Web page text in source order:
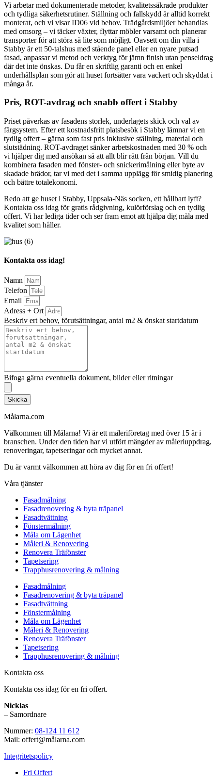
Vi arbetar med dokumenterade metoder, kvalitetssäkrade produkter
och tydliga säkerhetsrutiner. Ställning och fallskydd är alltid korrekt
monterat, och vi visar ID06 vid behov. Trädgårdsmiljöer behandlas
med omsorg – vi täcker växter, flyttar möbler varsamt och planerar
transporter för att störa så lite som möjligt. Oavsett om din villa i
Stabby är ett 50-talshus med stående panel eller en nyare putsad
fasad, anpassar vi metod och verktyg för jämn finish utan penseldrag
där det inte önskas. Du får en skriftlig garanti och en enkel
underhållsplan som gör att huset fortsätter vara vackert och skyddat i
många år.
Pris, ROT-avdrag och snabb offert i Stabby
Priset påverkas av fasadens storlek, underlagets skick och val av
färgsystem. Efter ett kostnadsfritt platsbesök i Stabby lämnar vi en
tydlig offert – gärna som fast pris inklusive ställning, material och
slutstädning. ROT-avdraget sänker arbetskostnaden med 30 % och
vi hjälper dig med ansökan så att allt blir rätt från början. Vill du
kombinera fasaden med fönster- och snickerimålning eller byte av
skadade brädor, tar vi med det i samma upplägg för smidig planering
och bättre totalekonomi.
Redo att ge huset i Stabby, Uppsala-Näs socken, ett hållbart lyft?
Kontakta oss idag för gratis rådgivning, kulörförslag och en tydlig
offert. Vi har lediga tider och ser fram emot att hjälpa dig måla med
kvalitet som håller.
Kontakta oss idag!
Namn
Telefon
Email
Adress + Ort
Beskriv ert behov, förutsättningar, antal m2 & önskat startdatum
Bifoga gärna eventuella dokument, bilder eller ritningar
Skicka
Målarna.com
Välkommen till Målarna! Vi är ett måleriföretag med över 15 år i
branschen. Under den tiden har vi utfört mängder av måleriuppdrag,
renoveringar, tapetseringar och mycket annat.
Du är varmt välkommen att höra av dig för en fri offert!
Våra tjänster
Fasadmålning
Fasadrenovering & byta träpanel
Fasadtvättning
Fönstermålning
Måla om Lägenhet
Måleri & Renovering
Renovera Träfönster
Tapetsering
Trapphusrenovering & målning
Fasadmålning
Fasadrenovering & byta träpanel
Fasadtvättning
Fönstermålning
Måla om Lägenhet
Måleri & Renovering
Renovera Träfönster
Tapetsering
Trapphusrenovering & målning
Kontakta oss
Kontakta oss idag för en fri offert.
Nicklas
– Samordnare
Nummer: 08-124 11 612
Mail: offert@målarna.com
Integritetspolicy
Fri Offert